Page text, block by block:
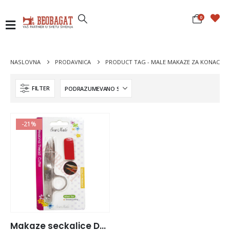
0
NASLOVNA PRODAVNICA PRODUCT TAG - MALE MAKAZE ZA KONAC
FILTER
-21%
Makaze seckalice DW-TC0124P